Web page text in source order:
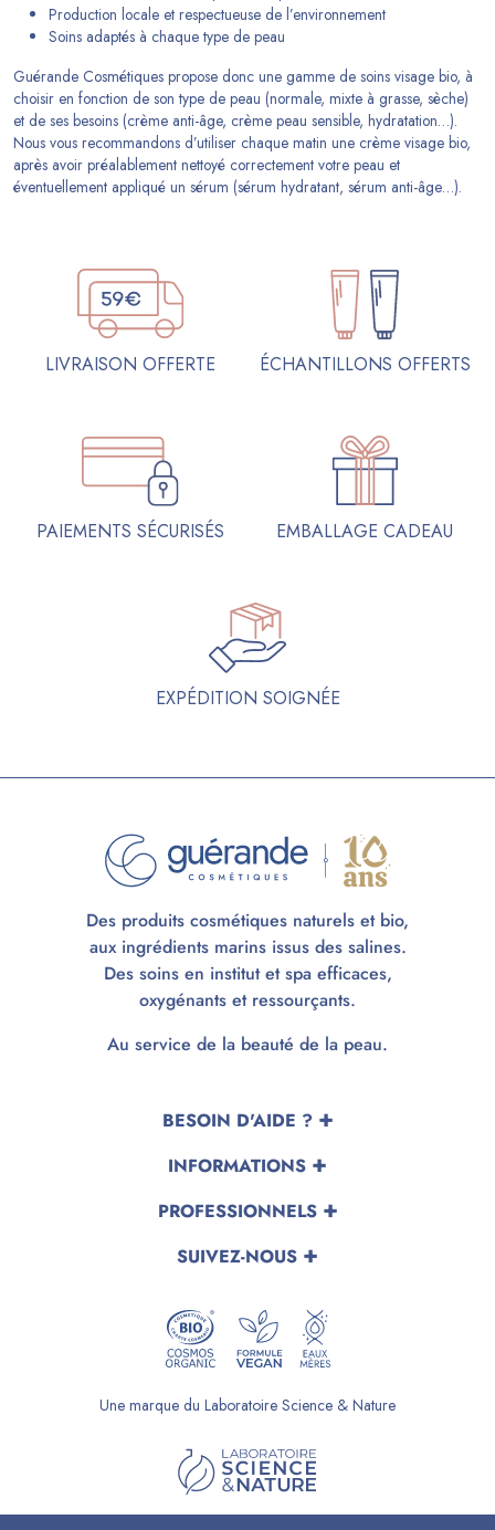
Production locale et respectueuse de l’environnement
Soins adaptés à chaque type de peau
Guérande Cosmétiques propose donc une gamme de soins visage bio, à
choisir en fonction de son type de peau (normale, mixte à grasse, sèche)
et de ses besoins (crème anti-âge, crème peau sensible, hydratation…).
Nous vous recommandons d’utiliser chaque matin une crème visage bio,
après avoir préalablement nettoyé correctement votre peau et
éventuellement appliqué un sérum (sérum hydratant, sérum anti-âge…).
LIVRAISON OFFERTE ÉCHANTILLONS OFFERTS
PAIEMENTS SÉCURISÉS EMBALLAGE CADEAU
EXPÉDITION SOIGNÉE
Des produits cosmétiques naturels et bio,
aux ingrédients marins issus des salines.
Des soins en institut et spa efficaces,
oxygénants et ressourçants.
Au service de la beauté de la peau.
BESOIN D'AIDE ?
INFORMATIONS
PROFESSIONNELS
SUIVEZ-NOUS
Une marque du Laboratoire Science & Nature